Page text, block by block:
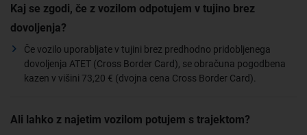
Kaj se zgodi, če z vozilom odpotujem v tujino brez
dovoljenja?
Če vozilo uporabljate v tujini brez predhodno pridobljenega
dovoljenja ATET (Cross Border Card), se obračuna pogodbena
kazen v višini 73,20 € (dvojna cena Cross Border Card).
Ali lahko z najetim vozilom potujem s trajektom?